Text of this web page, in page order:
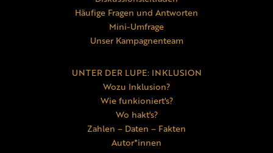
Häufige Fragen und Antworten
Mini-Umfrage
Unser Kampagnenteam
UNTER DER LUPE: INKLUSION
Wozu Inklusion?
Wie funkioniert's?
Wo hakt's?
Zahlen – Daten – Fakten
Autor*innen